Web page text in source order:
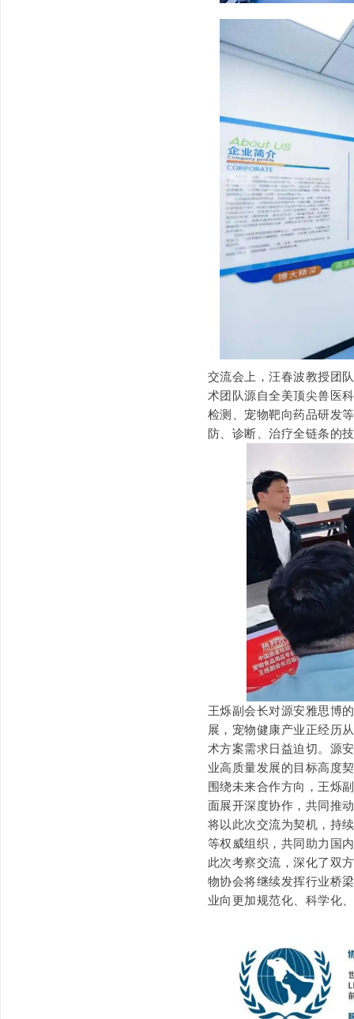
交流会上，汪春波教授团
术团队源自全美顶尖兽医
检测、宠物靶向药品研发
防、诊断、治疗全链条的
王烁副会长对源安雅思博
展，宠物健康产业正经历
术方案需求日益迫切。源
业高质量发展的目标高度
围绕未来合作方向，王烁
面展开深度协作，共同推
将以此次交流为契机，持
等权威组织，共同助力国
此次考察交流，深化了双
物协会将继续发挥行业桥
业向更加规范化、科学化